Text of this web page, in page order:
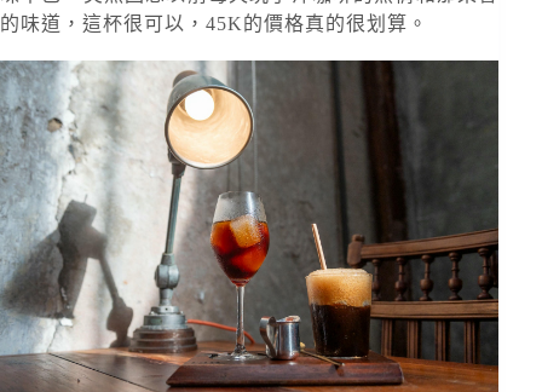
的味道，這杯很可以，45K的價格真的很划算。